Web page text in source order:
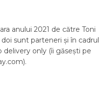
anului 2021 de către Toni
sunt parteneri și în cadrul
only (îi găsești pe